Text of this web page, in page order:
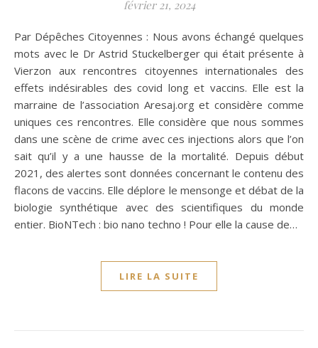
février 21, 2024
Par Dépêches Citoyennes : Nous avons échangé quelques
mots avec le Dr Astrid Stuckelberger qui était présente à
Vierzon aux rencontres citoyennes internationales des
effets indésirables des covid long et vaccins. Elle est la
marraine de l’association Aresaj.org et considère comme
uniques ces rencontres. Elle considère que nous sommes
dans une scène de crime avec ces injections alors que l’on
sait qu’il y a une hausse de la mortalité. Depuis début
2021, des alertes sont données concernant le contenu des
flacons de vaccins. Elle déplore le mensonge et débat de la
biologie synthétique avec des scientifiques du monde
entier. BioNTech : bio nano techno ! Pour elle la cause de…
LIRE LA SUITE